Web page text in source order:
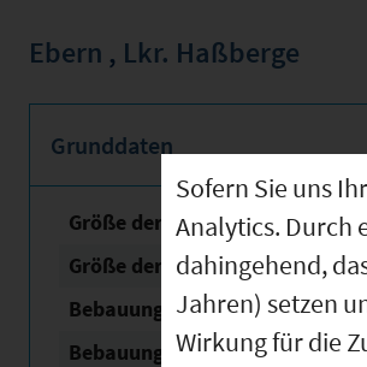
Ebern , Lkr. Haßberge
Grunddaten
Größe der unbebauten Fläche
Größe der Fläche mit Baurecht
Bebauungsplan Nr. / Name
Bebauungsplan Status
Sofern Sie uns
Analytics. Durch
dahingehend,
Jahren) setzen
Wirkung für die